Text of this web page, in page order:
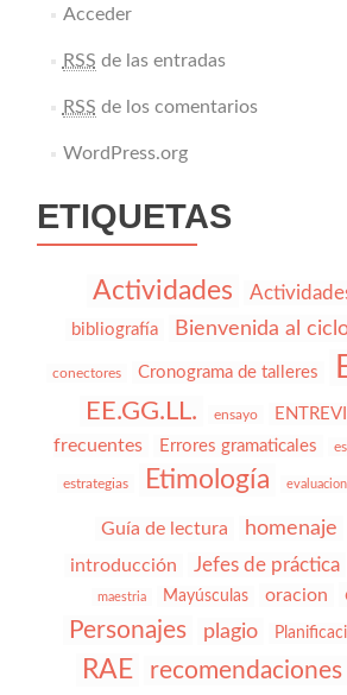
Acceder
RSS de las entradas
RSS de los comentarios
WordPress.org
ETIQUETAS
Actividades
bibliografía Bienvenida al
conectores Cronograma de talleres
EE.GG.LL. ensayo
frecuentes
Errores gramaticales
estrategias Etimología
Guía de lectura homenaje
introducción Jefes de práctica
maestria Mayúsculas oracion
Personajes plagio
RAE recomendaciones